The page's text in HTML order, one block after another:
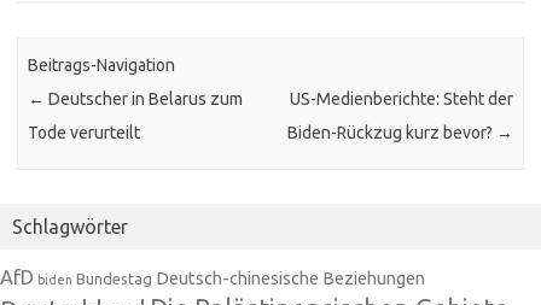
Beitrags-Navigation
← Deutscher in Belarus zum
Tode verurteilt
US-Medienberichte: Steht der
Biden-Rückzug kurz bevor? →
Schlagwörter
AfD biden Bundestag Deutsch-chinesische Beziehungen